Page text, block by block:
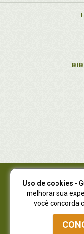
Juruá Editora
Juruá
NOVO ENDEREÇO:R.
Atendimento: (41)
Uso de cookies -
melhorar sua
você concorda